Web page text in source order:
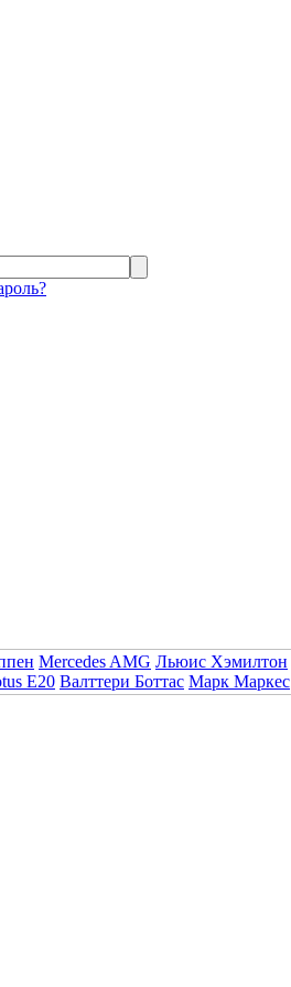
Mercedes AMG Льюис Хэмилтон
E20 Валттери Боттас Марк Маркес